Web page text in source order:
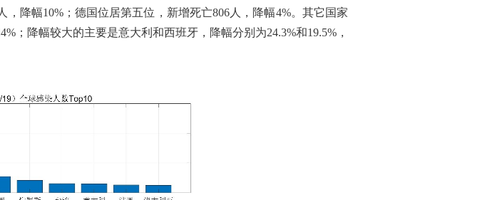
降幅10%；德国位居第五位，新增死亡806人，降幅4%。其它国家
；降幅较大的主要是意大利和西班牙，降幅分别为24.3%和19.5%，